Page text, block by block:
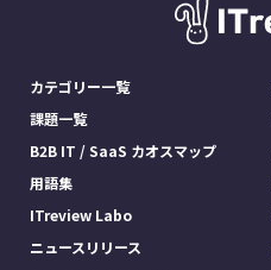
カテゴリー一覧
課題一覧
B2B IT / SaaS カオスマップ
用語集
ITreview Labo
ニュースリリース